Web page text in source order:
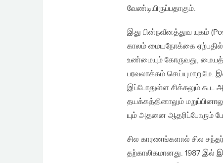
வேண்டியிருப்பதாகும்.
இது பின்நவீனத்துவ யுகம்
காலம் மையநோக்கை
உண்மையும் கோருவது,
பரவலாக்கம் செய்யுமாறுமே.
இப்போதுள்ள சிக்கலும் கூட
தயக்கத்தினாலும்
யும் அதனை ஆதரிப்போரும்
சில காரணங்களால் சில
தற்காலிகமானது. 1987